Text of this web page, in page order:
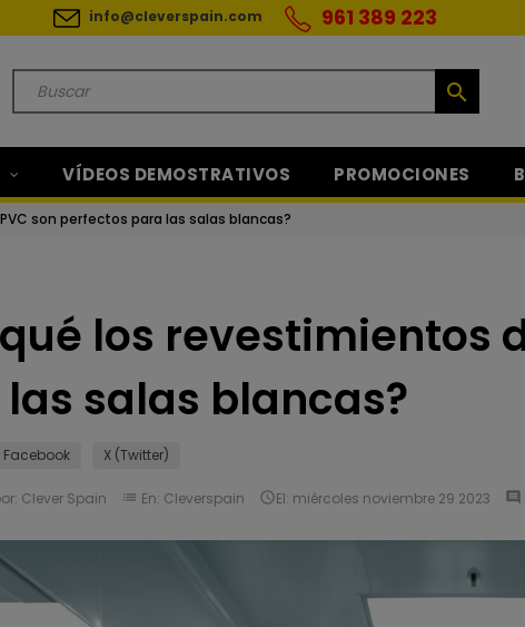
info@cleverspain.com 961 389 223
search
VÍDEOS DEMOSTRATIVOS PROMOCIONES
son perfectos para las salas blancas?
los revestimientos
salas blancas?
Facebook X (Twitter)
Clever Spain list En: Cleverspain El: miércoles noviembre 29 2023 comment